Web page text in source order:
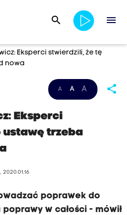
search menu
Eksperci stwierdzili, że tę
nowa
A A A share
Eksperci
ustawę trzeba
poprawek do
w całości - mówił